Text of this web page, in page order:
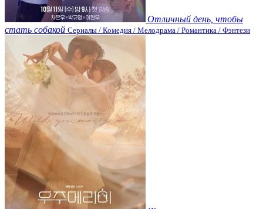
Отличный день, чтобы
стать собакой Сериалы / Комедия / Мелодрама / Романтика / Фэнтези